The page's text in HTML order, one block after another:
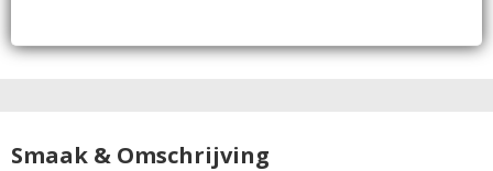
Smaak & Omschrijving